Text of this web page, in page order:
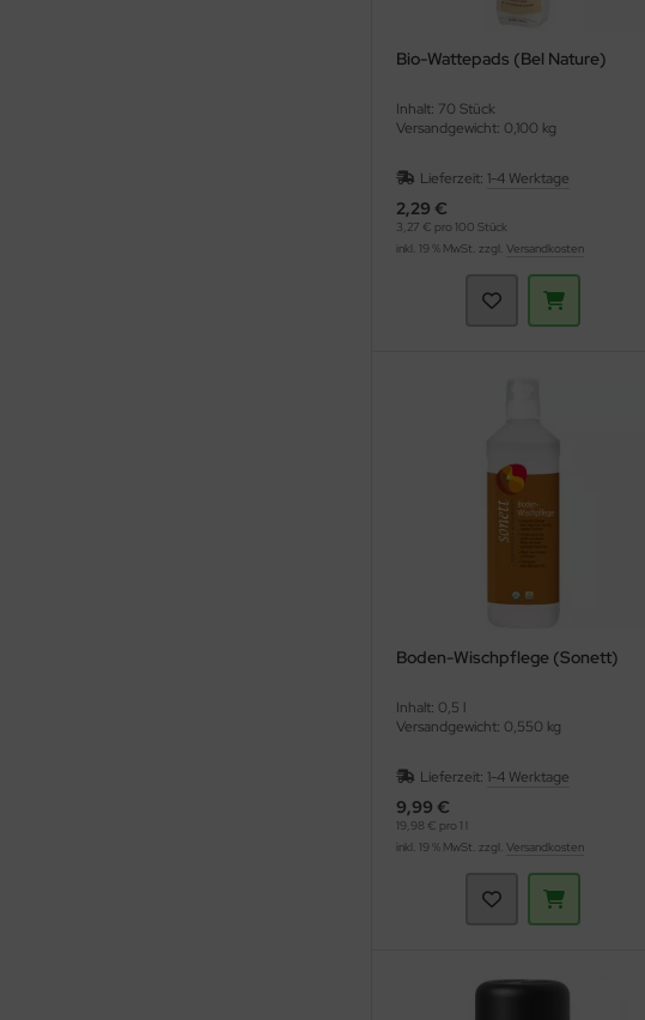
Bio-Wattepads (Bel Nature)
Inhalt: 70 Stück
Versandgewicht: 0,100 kg
Lieferzeit: 1-4 Werktage
2,29 €
3,27 € pro 100 Stück
inkl. 19 % MwSt. zzgl. Versandkosten
Boden-Wischpflege (Sonett)
Inhalt: 0,5 l
Versandgewicht: 0,550 kg
Lieferzeit: 1-4 Werktage
9,99 €
19,98 € pro 1 l
inkl. 19 % MwSt. zzgl. Versandkosten